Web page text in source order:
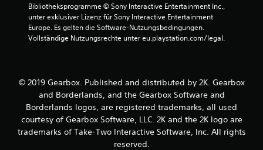
Bibliotheksprogramme © Sony Interactive Entertainment Inc.,
unter exklusiver Lizenz für Sony Interactive Entertainment
Europe. Es gelten die Software-Nutzungsbedingungen.
Vollständige Nutzungsrechte unter eu.playstation.com/legal.
© 2019 Gearbox. Published and distributed by 2K. Gearbox
and Borderlands, and the Gearbox Software and
Borderlands logos, are registered trademarks, all used
courtesy of Gearbox Software, LLC. 2K and the 2K logo are
trademarks of Take-Two Interactive Software, Inc. All rights
reserved.